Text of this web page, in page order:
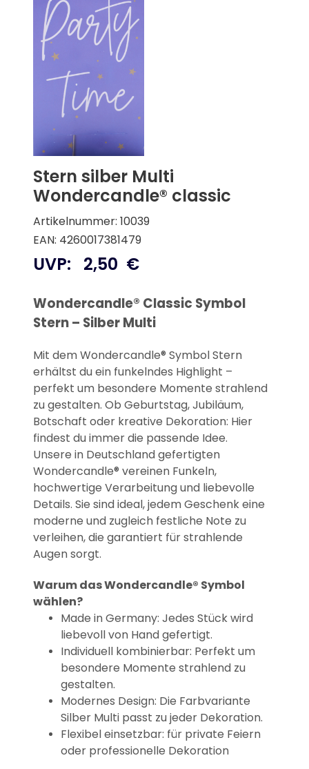
Stern silber Multi
Wondercandle® classic
Artikelnummer: 10039
EAN: 4260017381479
UVP: 2,50 €
Wondercandle® Classic Symbol
Stern – Silber Multi
Mit dem Wondercandle® Symbol Stern
erhältst du ein funkelndes Highlight –
perfekt um besondere Momente strahlend
zu gestalten. Ob Geburtstag, Jubiläum,
Botschaft oder kreative Dekoration: Hier
findest du immer die passende Idee.
Unsere in Deutschland gefertigten
Wondercandle® vereinen Funkeln,
hochwertige Verarbeitung und liebevolle
Details. Sie sind ideal, jedem Geschenk eine
moderne und zugleich festliche Note zu
verleihen, die garantiert für strahlende
Augen sorgt.
Warum das Wondercandle® Symbol
wählen?
Made in Germany: Jedes Stück wird
liebevoll von Hand gefertigt.
Individuell kombinierbar: Perfekt um
besondere Momente strahlend zu
gestalten.
Modernes Design: Die Farbvariante
Silber Multi passt zu jeder Dekoration.
Flexibel einsetzbar: für private Feiern
oder professionelle Dekoration